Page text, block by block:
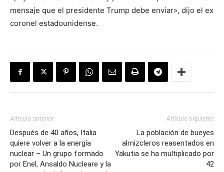
mensaje que el presidente Trump debe enviar», dijo el ex
coronel estadounidense.
Artículo anterior
Después de 40 años, Italia
quiere volver a la energía
nuclear – Un grupo formado
por Enel, Ansaldo Nucleare y la
Artículo siguiente
La población de bueyes
almizcleros reasentados en
Yakutia se ha multiplicado por
42